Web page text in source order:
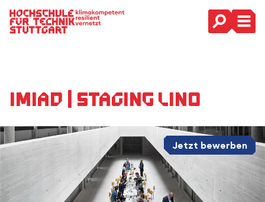
Hauptnavigation
IMIAD | Staging Lino
Jetzt bewerben